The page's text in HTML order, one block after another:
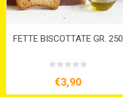
FETTE BISCOTTATE GR. 250
€3,90